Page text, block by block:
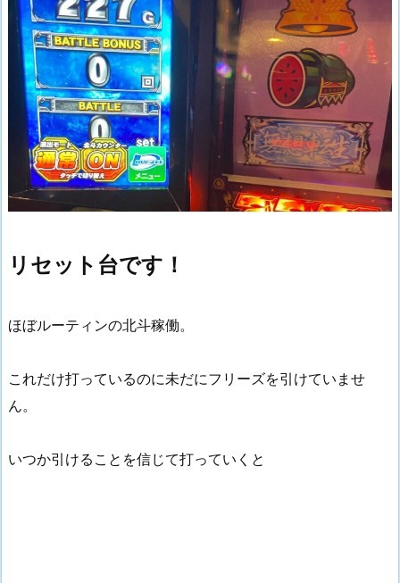
リセット台です！
ほぼルーティンの北斗稼働。
これだけ打っているのに未だにフリーズを引けていませ
ん。
いつか引けることを信じて打っていくと